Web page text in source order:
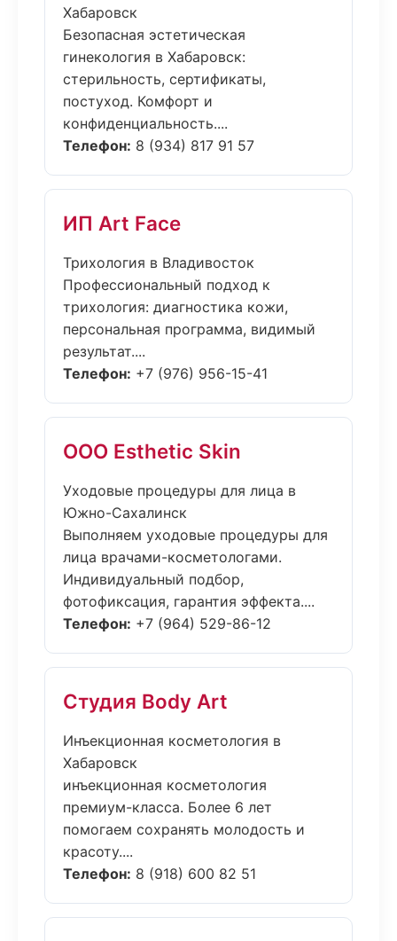
Хабаровск
Безопасная эстетическая
гинекология в Хабаровск:
стерильность, сертификаты,
постуход. Комфорт и
конфиденциальность....
Телефон: 8 (934) 817 91 57
ИП Art Face
Трихология в Владивосток
Профессиональный подход к
трихология: диагностика кожи,
персональная программа, видимый
результат....
Телефон: +7 (976) 956-15-41
ООО Esthetic Skin
Уходовые процедуры для лица в
Южно-Сахалинск
Выполняем уходовые процедуры для
лица врачами-косметологами.
Индивидуальный подбор,
фотофиксация, гарантия эффекта....
Телефон: +7 (964) 529-86-12
Студия Body Art
Инъекционная косметология в
Хабаровск
инъекционная косметология
премиум-класса. Более 6 лет
помогаем сохранять молодость и
красоту....
Телефон: 8 (918) 600 82 51